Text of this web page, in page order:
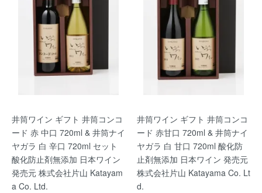
井筒ワイン ギフト 井筒コンコ
ード 赤 中口 720ml & 井筒ナイ
ヤガラ 白 辛口 720ml セット
酸化防止剤無添加 日本ワイン
発売元 株式会社片山 Katayam
a Co. Ltd.
井筒ワイン ギフト 井筒コンコ
ード 赤甘口 720ml & 井筒ナイ
ヤガラ 白 甘口 720ml 酸化防
止剤無添加 日本ワイン 発売元
株式会社片山 Katayama Co. Lt
d.